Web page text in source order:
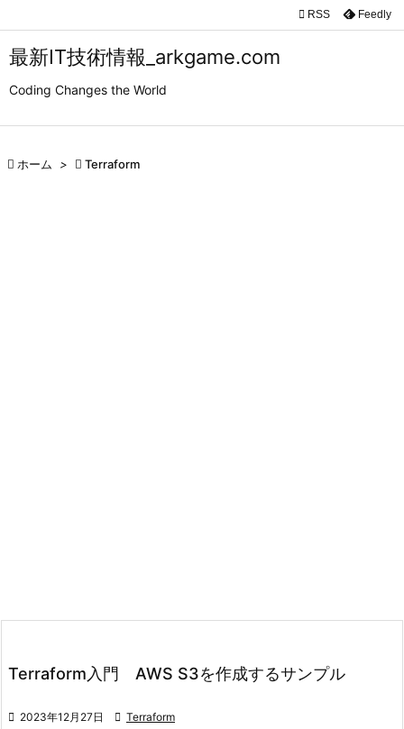
最新IT技術情報_arkgame.com
Coding Changes the World


 RSS Feedly
 ホーム >  Terraform
Terraform入門 AWS S3を作成するサンプル
 2023年12月27日  Terraform